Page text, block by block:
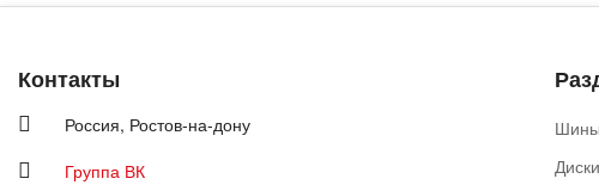
Контакты
Россия, Ростов-на-дону
Группа ВК
Шины
Диски